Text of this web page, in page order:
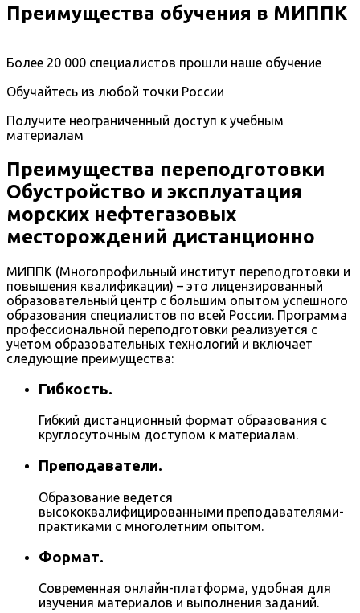
Преимущества обучения в МИППК
Более 20 000 специалистов прошли наше обучение
Обучайтесь из любой точки России
Получите неограниченный доступ к учебным
материалам
Преимущества переподготовки
Обустройство и эксплуатация
морских нефтегазовых
месторождений дистанционно
МИППК (Многопрофильный институт переподготовки и
повышения квалификации) – это лицензированный
образовательный центр с большим опытом успешного
образования специалистов по всей России. Программа
профессиональной переподготовки реализуется с
учетом образовательных технологий и включает
следующие преимущества:
Гибкость.
Гибкий дистанционный формат образования с
круглосуточным доступом к материалам.
Преподаватели.
Образование ведется
высококвалифицированными преподавателями-
практиками с многолетним опытом.
Формат.
Современная онлайн-платформа, удобная для
изучения материалов и выполнения заданий.